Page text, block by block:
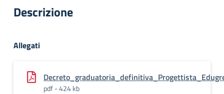
Descrizione
Allegati
pdf - 424 kb